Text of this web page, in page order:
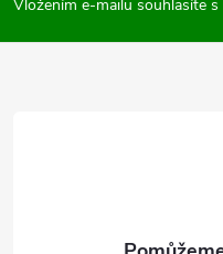
a
Vložením e-mailu souhlasíte s